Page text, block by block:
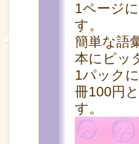
1ページ
す。
簡単な語
本にピッ
1パック
冊100円
す。